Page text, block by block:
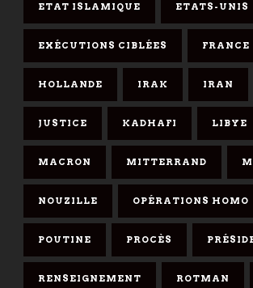
ETAT ISLAMIQUE ETATS-UNIS
EXÉCUTIONS CIBLÉES FRANCE
HOLLANDE IRAK IRAN
JUSTICE KADHAFI LIBYE
MACRON MITTERRAND
NOUZILLE OPÉRATIONS HOMO
POUTINE PROCÈS
RENSEIGNEMENT ROTMAN